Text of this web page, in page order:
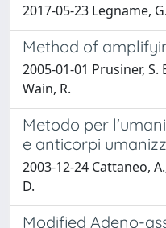
2017-05-23 Legname, G.
Method of
2005-01-01 Prusiner,
Wain, R.
Metodo per
e anticorpi
2003-12-24 Cattaneo,
D.
Modified Adeno-